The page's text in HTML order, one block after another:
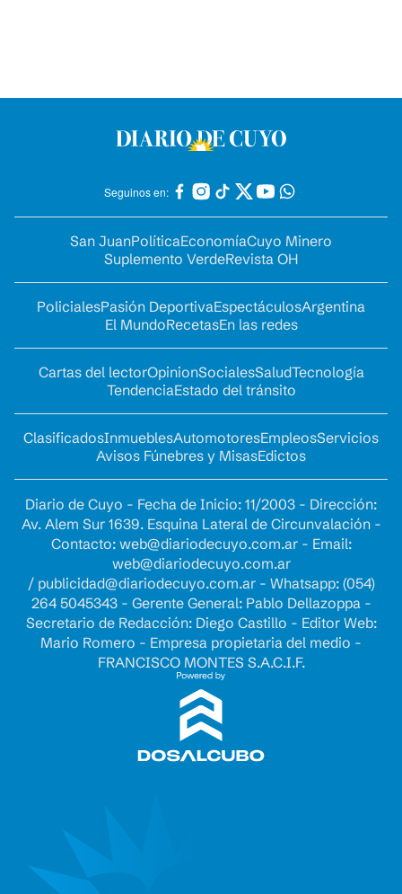
Seguinos en:
San JuanPolíticaEconomíaCuyo Minero
Suplemento VerdeRevista OH
PolicialesPasión DeportivaEspectáculosArgentina
El MundoRecetasEn las redes
Cartas del lectorOpinionSocialesSaludTecnología
TendenciaEstado del tránsito
ClasificadosInmueblesAutomotoresEmpleosServicios
Avisos Fúnebres y MisasEdictos
Diario de Cuyo - Fecha de Inicio: 11/2003 - Dirección:
Av. Alem Sur 1639. Esquina Lateral de Circunvalación -
Contacto: web@diariodecuyo.com.ar- Email:
web@diariodecuyo.com.ar
/ publicidad@diariodecuyo.com.ar- Whatsapp: (054)
264 5045343 - Gerente General: Pablo Dellazoppa -
Secretario de Redacción: Diego Castillo - Editor Web:
Mario Romero - Empresa propietaria del medio -
FRANCISCO MONTES S.A.C.I.F.